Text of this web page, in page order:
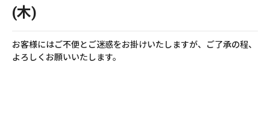
(木)
お客様にはご不便とご迷惑をお掛けいたしますが、ご了承の程、
よろしくお願いいたします。